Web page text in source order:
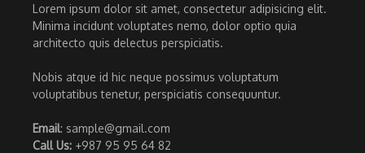
Lorem ipsum dolor sit amet, consectetur adipisicing elit.
Minima incidunt voluptates nemo, dolor optio quia
architecto quis delectus perspiciatis.
Nobis atque id hic neque possimus voluptatum
voluptatibus tenetur, perspiciatis consequuntur.
Email: sample@gmail.com
Call Us: +987 95 95 64 82